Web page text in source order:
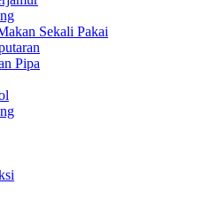
Sekali Pakai
Pipa